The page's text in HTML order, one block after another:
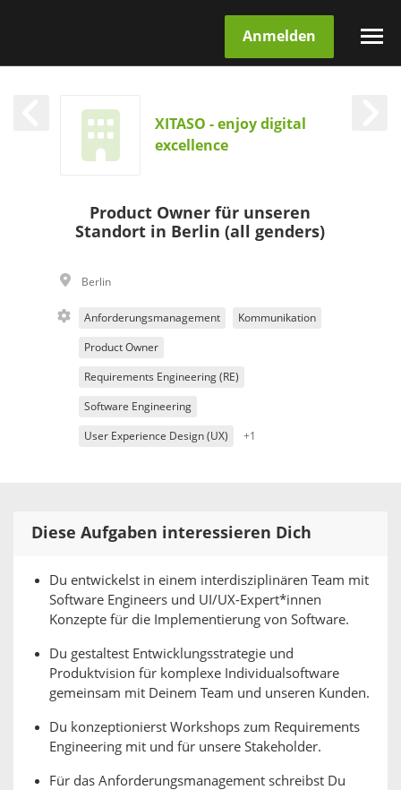
Anmelden
XITASO - enjoy digital
excellence
Product Owner für unseren
Standort in Berlin (all genders)
Berlin
Anforderungsmanagement Kommunikation
Product Owner
Requirements Engineering (RE)
Software Engineering
User Experience Design (UX) +1
Diese Aufgaben interessieren Dich
Du entwickelst in einem interdisziplinären Team mit
Software Engineers und UI/UX-Expert*innen
Konzepte für die Implementierung von Software.
Du gestaltest Entwicklungsstrategie und
Produktvision für komplexe Individualsoftware
gemeinsam mit Deinem Team und unseren Kunden.
Du konzeptionierst Workshops zum Requirements
Engineering mit und für unsere Stakeholder.
Für das Anforderungsmanagement schreibst Du